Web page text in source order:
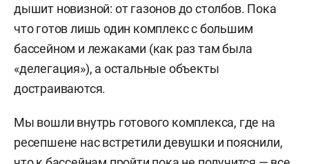
дышит новизной: от газонов до столбов. Пока
что готов лишь один комплекс с большим
бассейном и лежаками (как раз там была
«делегация»), а остальные объекты
достраиваются.
Мы вошли внутрь готового комплекса, где на
ресепшене нас встретили девушки и пояснили,